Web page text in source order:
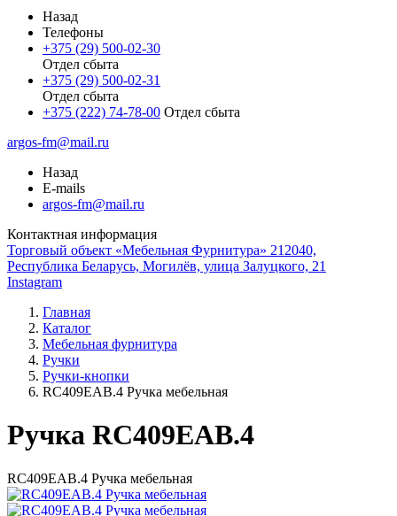
Назад
Телефоны
+375 (29) 500-02-30
Отдел сбыта
+375 (29) 500-02-31
Отдел сбыта
+375 (222) 74-78-00 Отдел сбыта
argos-fm@mail.ru
Назад
E-mails
argos-fm@mail.ru
Контактная информация
Торговый объект «Мебельная Фурнитура» 212040,
Республика Беларусь, Могилёв, улица Залуцкого, 21
Instagram
Главная
Каталог
Мебельная фурнитура
Ручки
Ручки-кнопки
RC409EAB.4 Ручка мебельная
Ручка RC409EAB.4
RC409EAB.4 Ручка мебельная